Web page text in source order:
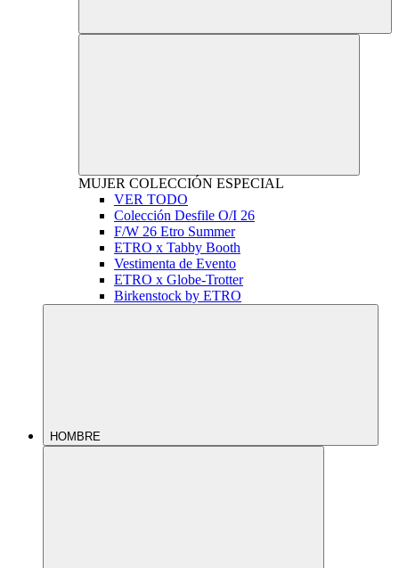
MUJER COLECCIÓN ESPECIAL
VER TODO
Colección Desfile O/I 26
F/W 26 Etro Summer
ETRO x Tabby Booth
Vestimenta de Evento
ETRO x Globe-Trotter
Birkenstock by ETRO
HOMBRE